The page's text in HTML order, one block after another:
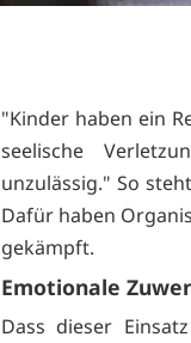
"Kinder haben ein
seelische
unzulässig." So
Dafür haben
gekämpft.
Emotionale
Dass dieser